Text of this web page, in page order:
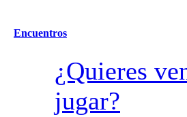
Encuentros
¿Quieres
jugar?